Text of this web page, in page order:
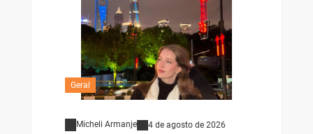
Geral
Micheli Armanje 4 de agosto de 2026